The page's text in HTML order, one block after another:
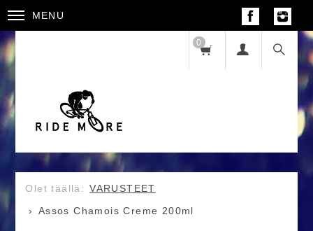
MENU
0
VARUSTEET
Assos Chamois Creme 200ml